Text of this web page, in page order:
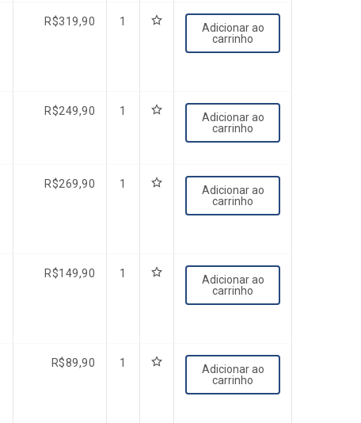
R$319,90 1
Adicionar ao
carrinho
R$249,90 1
Adicionar ao
carrinho
R$269,90 1
Adicionar ao
carrinho
R$149,90 1
Adicionar ao
carrinho
R$89,90 1
Adicionar ao
carrinho